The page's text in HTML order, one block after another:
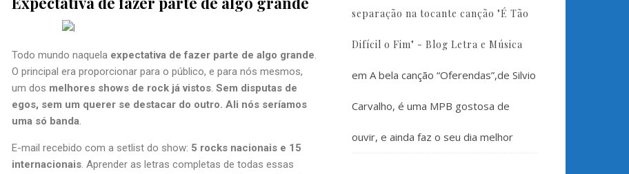
Todo mundo naquela expectativa de fazer parte de algo grande.
O principal era proporcionar para o público, e para nós mesmos,
um dos melhores shows de rock já vistos. Sem disputas de
egos, sem um querer se destacar do outro. Ali nós seríamos
uma só banda.
E-mail recebido com a setlist do show: 5 rocks nacionais e 15
internacionais. Aprender as letras completas de todas essas
separação na tocante canção "É Tão
Difícil o Fim" - Blog Letra e Música
em A bela canção “Oferendas”,de Silvio
Carvalho, é uma MPB gostosa de
ouvir, e ainda faz o seu dia melhor